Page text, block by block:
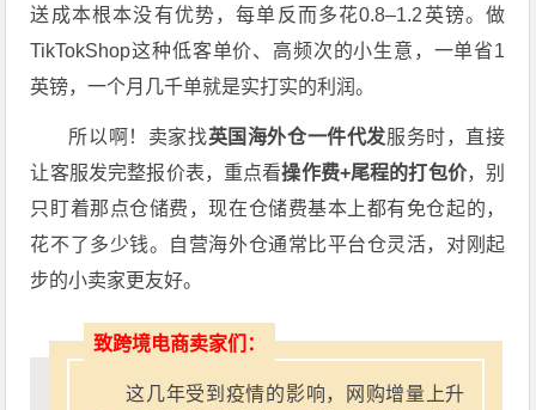
送成本根本没有优势，每单反而多花0.8–1.2英镑。做
TikTokShop这种低客单价、高频次的小生意，一单省1
英镑，一个月几千单就是实打实的利润。
所以啊！卖家找英国海外仓一件代发服务时，直接
让客服发完整报价表，重点看操作费+尾程的打包价，别
只盯着那点仓储费，现在仓储费基本上都有免仓起的，
花不了多少钱。自营海外仓通常比平台仓灵活，对刚起
步的小卖家更友好。
致跨境电商卖家们：
这几年受到疫情的影响，网购增量上升